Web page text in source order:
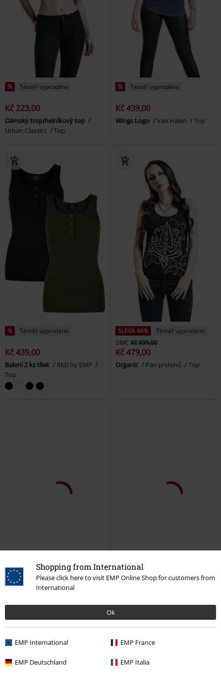
Shopping from International
Please click here to visit EMP Online Shop for customers from
International
Ok
EMP International EMP France
EMP Deutschland EMP Italia
% Téměř vyprodáno
Kč 223,00
Dámský trojuhelníkový top
Urban Classics
Top
% Téměř vyprodáno
Kč 439,00
Wings Logo Van Halen Top
% Téměř vyprodáno
Kč 439,00
Balení 2 ks tílek
RED by EMP
Top
SLEVA 46%
Téměř vyprodáno
DMC Kč 899,00
Kč 479,00
Organic Pán prstenů Top